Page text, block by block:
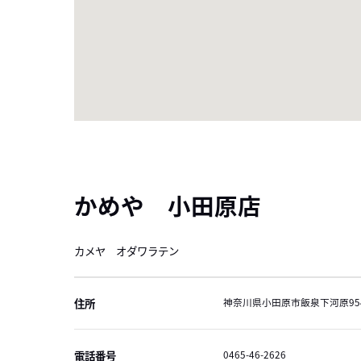
かめや 小田原店
カメヤ オダワラテン
住所 神奈川県小田原市飯泉下河原
電話番号 0465-46-2626